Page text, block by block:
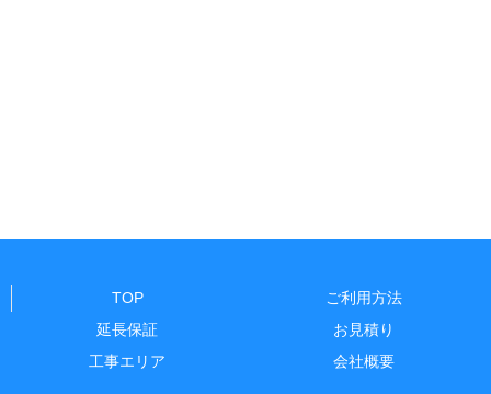
TOP
ご利用方法
延長保証
お見積り
工事エリア
会社概要